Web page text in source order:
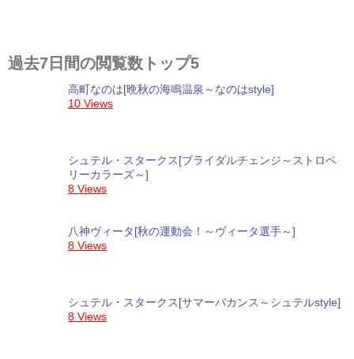
過去7日間の閲覧数トップ5
高町なのは[晩秋の海鳴温泉～なのはstyle]
10 Views
シュテル・スタークス[ブライダルチェンジ～ストロベ
リーカラーズ～]
8 Views
八神ヴィータ[秋の運動会！～ヴィータ選手～]
8 Views
シュテル・スタークス[サマーバカンス～シュテルstyle]
8 Views